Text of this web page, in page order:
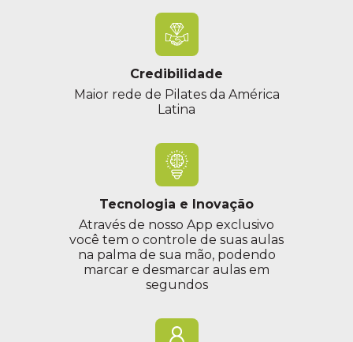
Credibilidade
Maior rede de Pilates da América
Latina
Tecnologia e Inovação
Através de nosso App exclusivo
você tem o controle de suas aulas
na palma de sua mão, podendo
marcar e desmarcar aulas em
segundos